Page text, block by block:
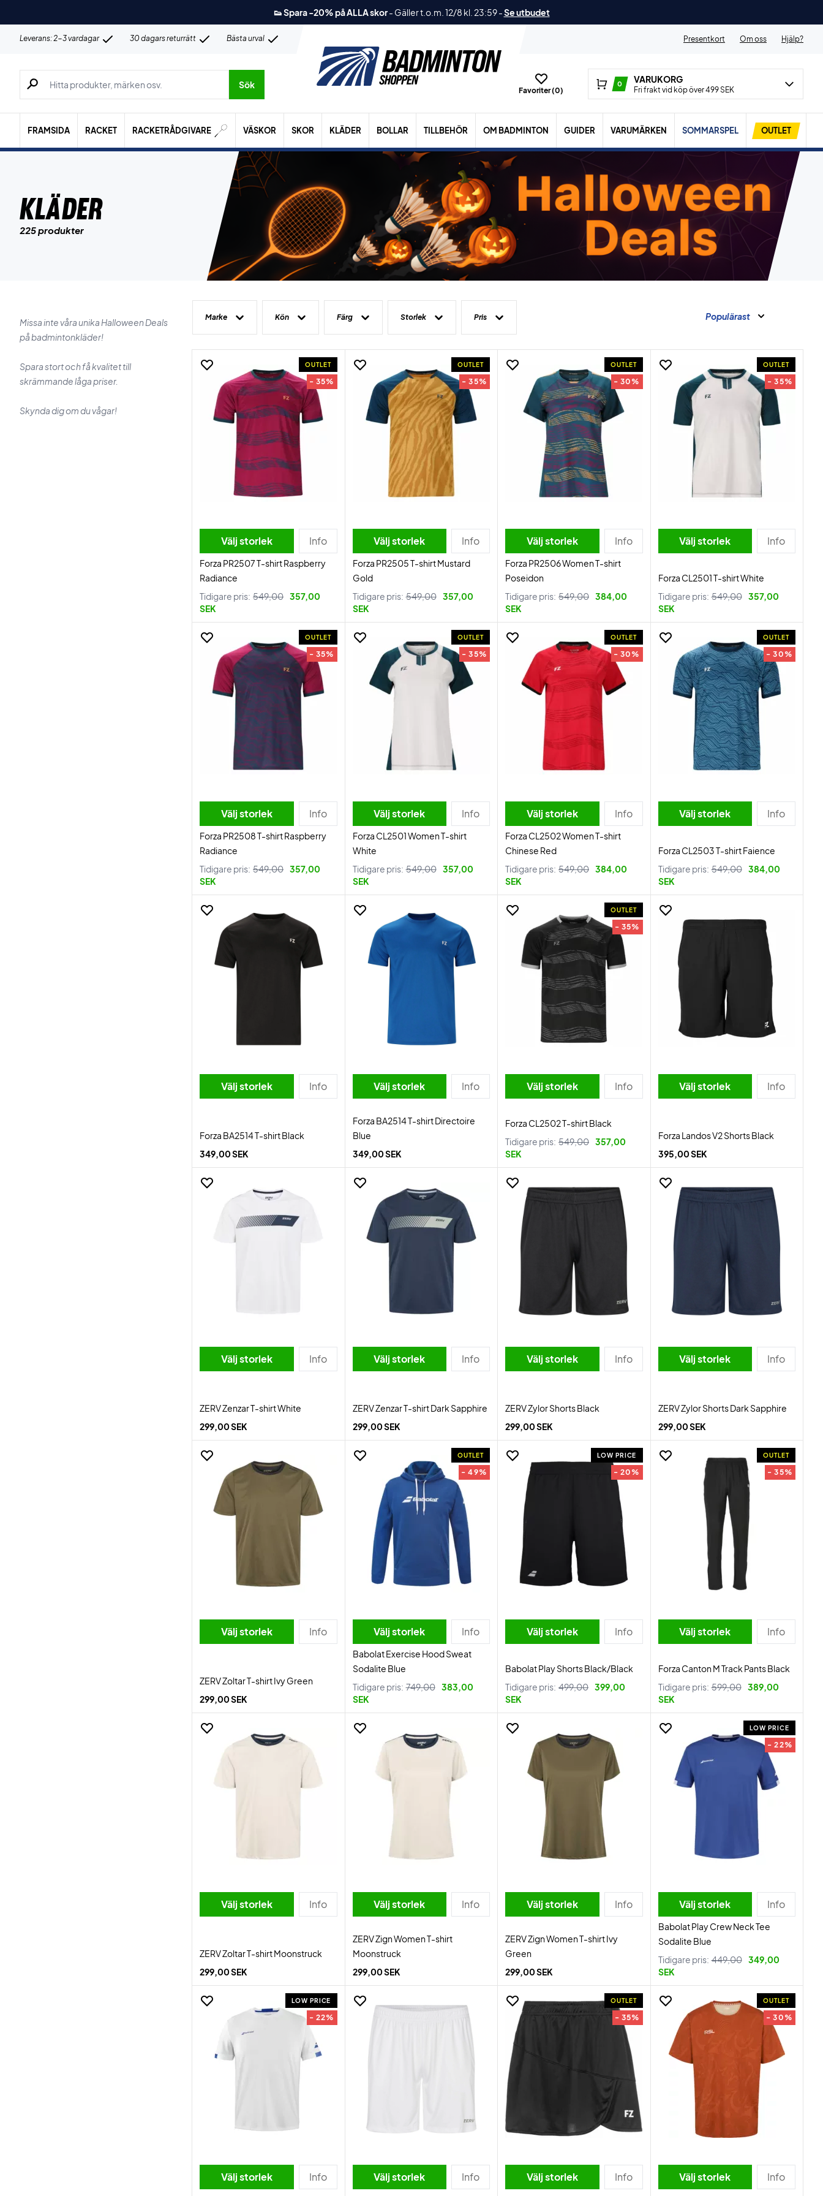
👟 Spara -20% på ALLA skor- Gäller t.o.m. 12/8 kl. 23:59-Se utbudet
Leverans: 2-3 vardagar 30 dagars returrätt Bästa urval Presentkort Om oss Hjälp?
Sök efter produkter, märken osv.
Sök
Favoriter (0)
0 VARUKORG
Fri frakt vid köp över 499 SEK
FRAMSIDA RACKET RACKETRÅDGIVARE VÄSKOR SKOR KLÄDER BOLLAR TILLBEHÖR OM BADMINTON GUIDER VARUMÄRKEN SOMMARSPEL OUTLET
Kläder
225 produkter
Missa inte våra unika Halloween Deals
på badmintonkläder!
Spara stort och få kvalitet till
skrämmande låga priser.
Skynda dig om du vågar!
Marke Kön Färg Storlek Pris Populärast
OUTLET
- 35%
Välj storlek Info
Forza PR2507 T-shirt Raspberry
Radiance
Tidigare pris: 549,00 357,00
SEK
OUTLET
- 35%
Välj storlek Info
Forza PR2505 T-shirt Mustard
Gold
Tidigare pris: 549,00 357,00
SEK
OUTLET
- 30%
Välj storlek Info
Forza PR2506 Women T-shirt
Poseidon
Tidigare pris: 549,00 384,00
SEK
OUTLET
- 35%
Välj storlek Info
Forza CL2501 T-shirt White
Tidigare pris: 549,00 357,00
SEK
OUTLET
- 35%
Välj storlek Info
Forza PR2508 T-shirt Raspberry
Radiance
Tidigare pris: 549,00 357,00
SEK
OUTLET
- 35%
Välj storlek Info
Forza CL2501 Women T-shirt
White
Tidigare pris: 549,00 357,00
SEK
OUTLET
- 30%
Välj storlek Info
Forza CL2502 Women T-shirt
Chinese Red
Tidigare pris: 549,00 384,00
SEK
OUTLET
- 30%
Välj storlek Info
Forza CL2503 T-shirt Faience
Tidigare pris: 549,00 384,00
SEK
Välj storlek Info
Forza BA2514 T-shirt Black
349,00 SEK
Välj storlek Info
Forza BA2514 T-shirt Directoire
Blue
349,00 SEK
OUTLET
- 35%
Välj storlek Info
Forza CL2502 T-shirt Black
Tidigare pris: 549,00 357,00
SEK
Välj storlek Info
Forza Landos V2 Shorts Black
395,00 SEK
Välj storlek Info
ZERV Zenzar T-shirt White
299,00 SEK
Välj storlek Info
ZERV Zenzar T-shirt Dark Sapphire
299,00 SEK
Välj storlek Info
ZERV Zylor Shorts Black
299,00 SEK
Välj storlek Info
ZERV Zylor Shorts Dark Sapphire
299,00 SEK
Välj storlek Info
ZERV Zoltar T-shirt Ivy Green
299,00 SEK
OUTLET
- 49%
Välj storlek Info
Babolat Exercise Hood Sweat
Sodalite Blue
Tidigare pris: 749,00 383,00
SEK
LOW PRICE
- 20%
Välj storlek Info
Babolat Play Shorts Black/Black
Tidigare pris: 499,00 399,00
SEK
OUTLET
- 35%
Välj storlek Info
Forza Canton M Track Pants Black
Tidigare pris: 599,00 389,00
SEK
Välj storlek Info
ZERV Zoltar T-shirt Moonstruck
299,00 SEK
Välj storlek Info
ZERV Zign Women T-shirt
Moonstruck
299,00 SEK
Välj storlek Info
ZERV Zign Women T-shirt Ivy
Green
299,00 SEK
LOW PRICE
- 22%
Välj storlek Info
Babolat Play Crew Neck Tee
Sodalite Blue
Tidigare pris: 449,00 349,00
SEK
LOW PRICE
- 22%
Välj storlek Info Välj storlek Info
OUTLET
- 35%
Välj storlek Info
OUTLET
- 30%
Välj storlek Info